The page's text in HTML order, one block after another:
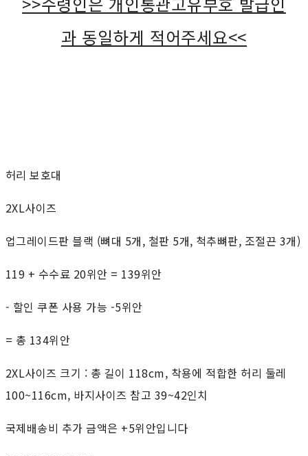
과 동일하게 적어주세요<<
허리 보호대
2XL사이즈
업그레이드판 블랙 (뼈대 5개, 철판 5개, 척추뼈판, 조절끈 3개)
119 + 수수료 20위안 = 139위안
- 할인 쿠폰 사용 가능 -5위안
= 총 134위안
2XL사이즈 크기 : 총 길이 118cm, 착용에 적합한 허리 둘레
100~116cm, 바지사이즈 참고 39~42인치
국제배송비 추가 금액은 +5위안입니다